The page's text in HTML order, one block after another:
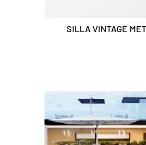
SILLA VINTAGE